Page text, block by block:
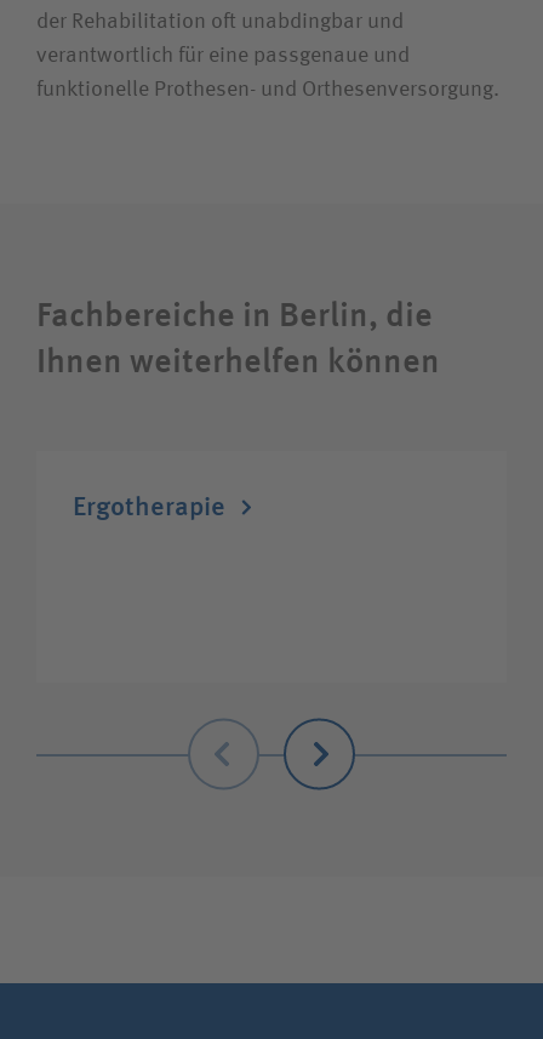
der Rehabilitation oft unabdingbar und
verantwortlich für eine passgenaue und
funktionelle Prothesen- und Orthesenversorgung.
Fachbereiche in Berlin, die
Ihnen weiterhelfen können
Ergotherapie
Zurück Weiter